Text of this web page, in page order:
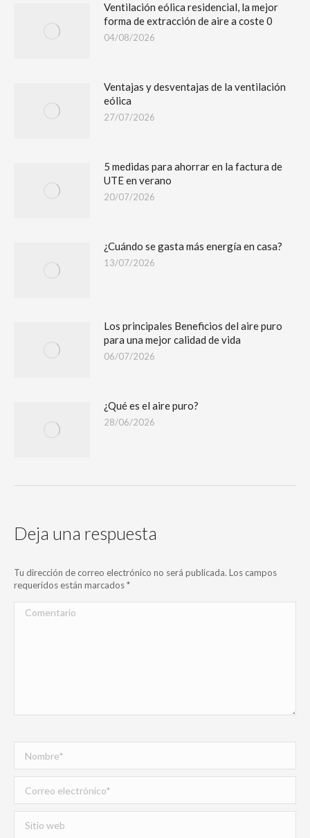
Ventilación eólica residencial, la mejor
forma de extracción de aire a coste 0
04/08/2026
Ventajas y desventajas de la ventilación
eólica
27/07/2026
5 medidas para ahorrar en la factura de
UTE en verano
20/07/2026
¿Cuándo se gasta más energía en casa?
13/07/2026
Los principales Beneficios del aire puro
para una mejor calidad de vida
06/07/2026
¿Qué es el aire puro?
28/06/2026
Deja una respuesta
Tu dirección de correo electrónico no será publicada. Los campos
requeridos están marcados*
Comentario